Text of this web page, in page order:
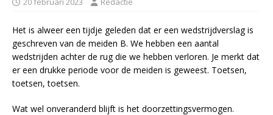
Het is alweer een tijdje geleden dat er een wedstrijdverslag is
geschreven van de meiden B. We hebben een aantal
wedstrijden achter de rug die we hebben verloren. Je merkt dat
er een drukke periode voor de meiden is geweest. Toetsen,
toetsen, toetsen.
Wat wel onveranderd blijft is het doorzettingsvermogen.